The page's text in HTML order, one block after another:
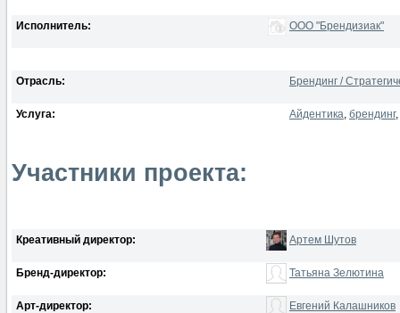
Исполнитель: ООО "Брендизиак"
Отрасль: Брендинг /
Услуга: Айдентика, брендинг,
Участники проекта:
Креативный директор: Артем Шутов
Бренд-директор: Татьяна Зелютина
Арт-директор: Евгений Калашников